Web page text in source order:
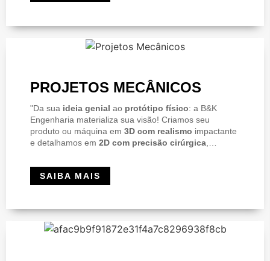
indicação. Proteja seu negócio e avance na carreira!
Peça detalhes e valores hoje mesmo."
PROJETOS MECÂNICOS
"Da sua ideia genial ao protótipo físico: a B&K
Engenharia materializa sua visão! Criamos seu
produto ou máquina em 3D com realismo impactante
e detalhamos em 2D com precisão cirúrgica
erros. Nossa assinatura? Desenhos que são
verdadeiras obras de arte técnica
atendemos, nós definimos a excelência.Conheça
nosso portfólio e prepare-se para o extraordinário!"
SAIBA MAIS